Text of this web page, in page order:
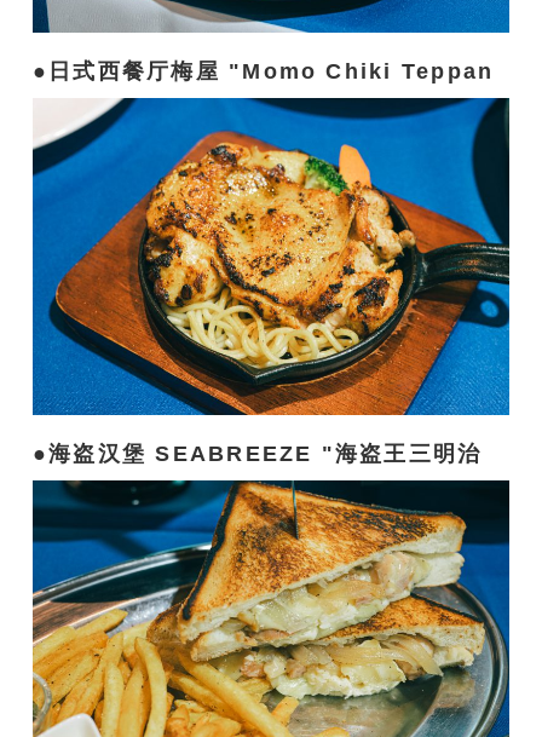
日式西餐厅梅屋 "Momo Chiki Teppan
海盗汉堡 SEABREEZE "海盗王三明治